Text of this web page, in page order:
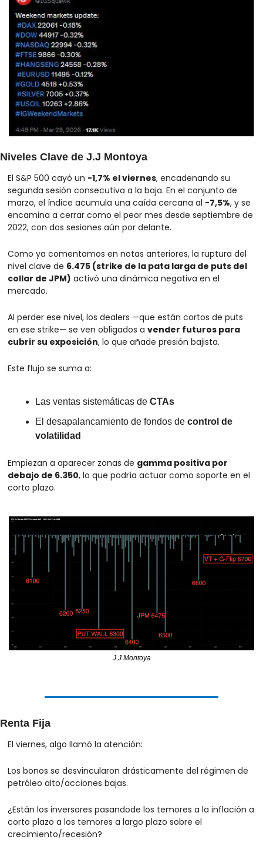
Niveles Clave de J.J Montoya
El S&P 500 cayó un -1,7% el viernes, encadenando su
segunda sesión consecutiva a la baja. En el conjunto de
marzo, el índice acumula una caída cercana al -7,5%, y se
encamina a cerrar como el peor mes desde septiembre de
2022, con dos sesiones aún por delante.
Como ya comentamos en notas anteriores, la ruptura del
nivel clave de 6.475 (strike de la pata larga de puts del
collar de JPM) activó una dinámica negativa en el
mercado.
Al perder ese nivel, los dealers —que están cortos de puts
en ese strike— se ven obligados a vender futuros para
cubrir su exposición, lo que añade presión bajista.
Este flujo se suma a:
Las ventas sistemáticas de CTAs
El desapalancamiento de fondos de control de
volatilidad
Empiezan a aparecer zonas de gamma positiva por
debajo de 6.350, lo que podría actuar como soporte en el
corto plazo.
J.J Montoya
Renta Fija
El viernes, algo llamó la atención:
Los bonos se desvincularon drásticamente del régimen de
petróleo alto/acciones bajas.
¿Están los inversores pasandode los temores a la inflación a
corto plazo a los temores a largo plazo sobre el
crecimiento/recesión?